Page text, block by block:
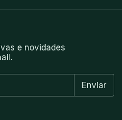
e novidades